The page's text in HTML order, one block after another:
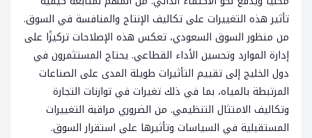
تأثير هذه التغييرات على تكاليف الإنتاج والمنافسة في السوق.
من منظور السوق السعودي، تعكس هذه الإصلاحات تركيزًا على
إدارة الموارد وتحسين الأداء القطاعي. يحتاج المستثمرون في
دول الخليج إلى تقييم التأثيرات طويلة المدى على الصناعات
المرتبطة بالمياه، بما في ذلك تغيرات في توازنات التجارة
وتكاليف الامتثال التنظيمي. من الضروري مراقبة التغييرات
المستقبلية في السياسات وتأثيرها على استقرار السوق.